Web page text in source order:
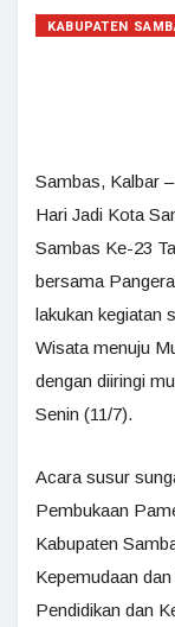
KABUPATEN
Sambas, Kalbar
Hari Jadi Kota
Sambas Ke-23
bersama
lakukan kegiatan
Wisata menuju
dengan diiringi
Senin (11/7).
Acara susur
Pembukaan
Kabupaten
Kepemudaan
Pendidikan dan